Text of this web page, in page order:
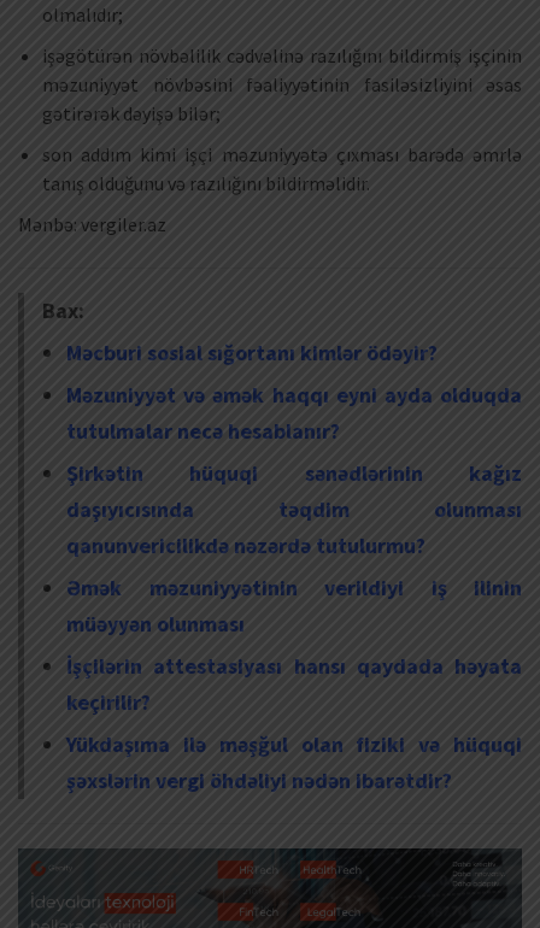
olmalıdır;
işəgötürən növbəlilik cədvəlinə razılığını bildirmiş işçinin
məzuniyyət növbəsini fəaliyyətinin fasiləsizliyini əsas
gətirərək dəyişə bilər;
son addım kimi işçi məzuniyyətə çıxması barədə əmrlə
tanış olduğunu və razılığını bildirməlidir.
Mənbə: vergiler.az
Bax:
Məcburi sosial sığortanı kimlər ödəyir?
Məzuniyyət və əmək haqqı eyni ayda olduqda
tutulmalar necə hesablanır?
Şirkətin hüquqi sənədlərinin kağız
daşıyıcısında təqdim olunması
qanunvericilikdə nəzərdə tutulurmu?
Əmək məzuniyyətinin verildiyi iş ilinin
müəyyən olunması
İşçilərin attestasiyası hansı qaydada həyata
keçirilir?
Yükdaşıma ilə məşğul olan fiziki və hüquqi
şəxslərin vergi öhdəliyi nədən ibarətdir?